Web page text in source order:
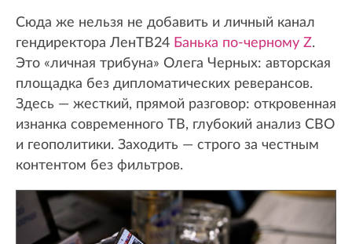
Сюда же нельзя не добавить и личный канал
гендиректора ЛенТВ24 Банька по-черному Z.
Это «личная трибуна» Олега Черных: авторская
площадка без дипломатических реверансов.
Здесь — жесткий, прямой разговор: откровенная
изнанка современного ТВ, глубокий анализ СВО
и геополитики. Заходить — строго за честным
контентом без фильтров.